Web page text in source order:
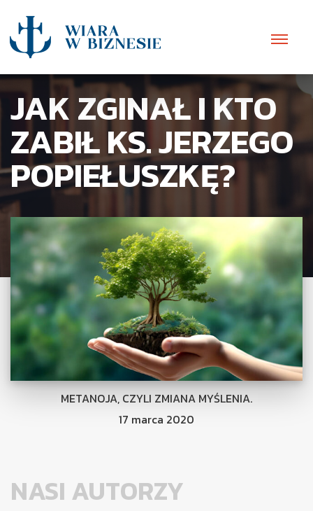
JAK ZGINAŁ I KTO
ZABIŁ KS. JERZEGO
POPIEŁUSZKĘ?
POLECAMY
METANOJA, CZYLI ZMIANA MYŚLENIA.
17 marca 2020
NASI AUTORZY